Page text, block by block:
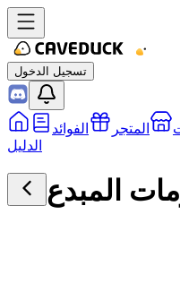
تسجيل الدخول
المتجر
الفوائد
الدليل
المبدع